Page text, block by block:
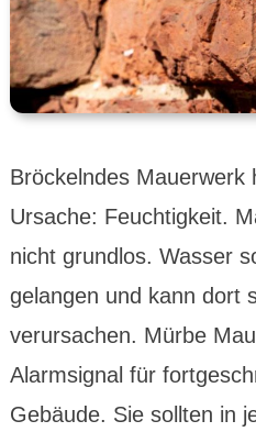
Bröckelndes Mauerwerk
Ursache: Feuchtigkeit.
nicht grundlos. Wasser
gelangen und kann dort
verursachen. Mürbe
Alarmsignal für
Gebäude. Sie sollten in